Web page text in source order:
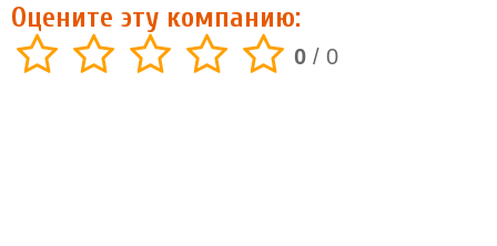
Оцените эту компанию:
0 / 0